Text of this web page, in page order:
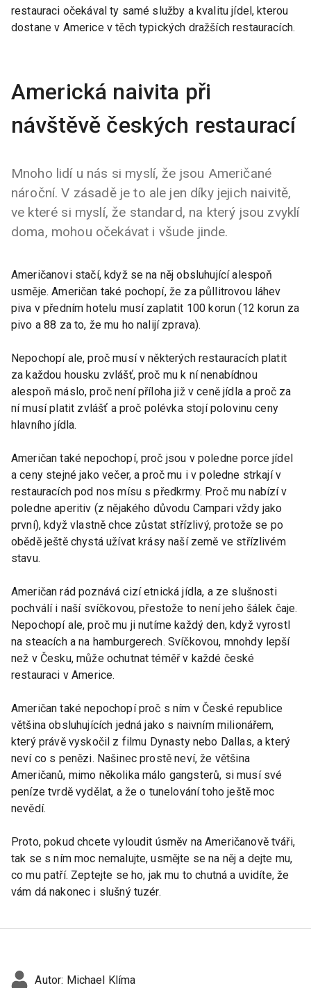
restauraci očekával ty samé služby a kvalitu jídel, kterou
dostane v Americe v těch typických dražších restauracích.
Americká naivita při
návštěvě českých restaurací
Mnoho lidí u nás si myslí, že jsou Američané
nároční. V zásadě je to ale jen díky jejich naivitě,
ve které si myslí, že standard, na který jsou zvyklí
doma, mohou očekávat i všude jinde.
Američanovi stačí, když se na něj obsluhující alespoň
usměje. Američan také pochopí, že za půllitrovou láhev
piva v předním hotelu musí zaplatit 100 korun (12 korun za
pivo a 88 za to, že mu ho nalijí zprava).
Nepochopí ale, proč musí v některých restauracích platit
za každou housku zvlášť, proč mu k ní nenabídnou
alespoň máslo, proč není příloha již v ceně jídla a proč za
ní musí platit zvlášť a proč polévka stojí polovinu ceny
hlavního jídla.
Američan také nepochopí, proč jsou v poledne porce jídel
a ceny stejné jako večer, a proč mu i v poledne strkají v
restauracích pod nos mísu s předkrmy. Proč mu nabízí v
poledne aperitiv (z nějakého důvodu Campari vždy jako
první), když vlastně chce zůstat střízlivý, protože se po
obědě ještě chystá užívat krásy naší země ve střízlivém
stavu.
Američan rád poznává cizí etnická jídla, a ze slušnosti
pochválí i naší svíčkovou, přestože to není jeho šálek čaje.
Nepochopí ale, proč mu ji nutíme každý den, když vyrostl
na steacích a na hamburgerech. Svíčkovou, mnohdy lepší
než v Česku, může ochutnat téměř v každé české
restauraci v Americe.
Američan také nepochopí proč s ním v České republice
většina obsluhujících jedná jako s naivním milionářem,
který právě vyskočil z filmu Dynasty nebo Dallas, a který
neví co s penězi. Našinec prostě neví, že většina
Američanů, mimo několika málo gangsterů, si musí své
peníze tvrdě vydělat, a že o tunelování toho ještě moc
nevědí.
Proto, pokud chcete vyloudit úsměv na Američanově tváři,
tak se s ním moc nemalujte, usmějte se na něj a dejte mu,
co mu patří. Zeptejte se ho, jak mu to chutná a uvidíte, že
vám dá nakonec i slušný tuzér.
Autor: Michael Klíma